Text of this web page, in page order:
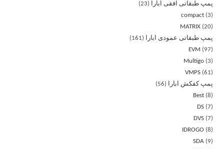
پمپ طبقاتی افقی ابارا
23
compact 3
MATRIX 20
پمپ طبقاتی عمودی ابارا
161
EVM
97
Multigo 3
VMPS 61
پمپ کفکش ابارا
56
Best 8
DS 7
DVS 7
IDROGO
8
SDA
9